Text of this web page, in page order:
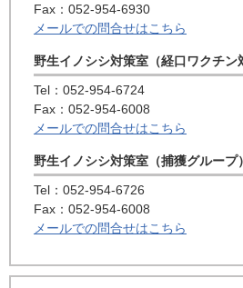
Fax：052-954-6930
メールでの問合せはこちら
野生イノシシ対策室（経口ワクチン
Tel：052-954-6724
Fax：052-954-6008
メールでの問合せはこちら
野生イノシシ対策室（捕獲グループ）
Tel：052-954-6726
Fax：052-954-6008
メールでの問合せはこちら